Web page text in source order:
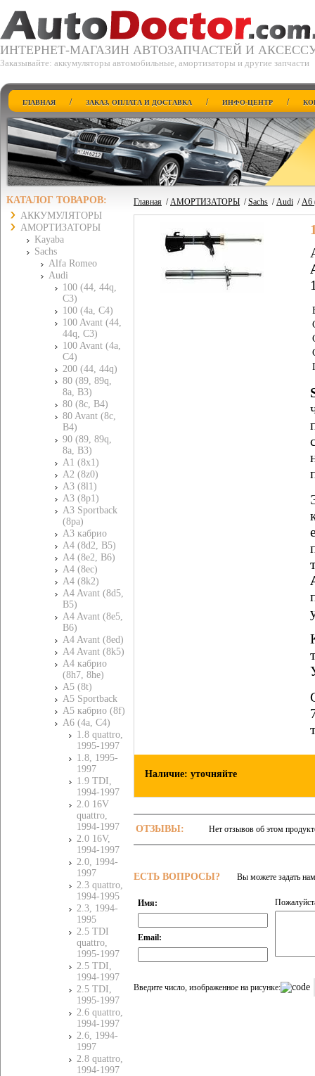
ИНТЕРНЕТ-МАГАЗИН АВТОЗАПЧАСТЕЙ И
Заказывайте: аккумуляторы автомобильные, амортизаторы и другие запчасти
ГЛАВНАЯ / ЗАКАЗ, ОПЛАТА И ДОСТАВКА / ИНФО-ЦЕНТР /
КАТАЛОГ ТОВАРОВ:
АККУМУЛЯТОРЫ
АМОРТИЗАТОРЫ
Kayaba
Sachs
Alfa Romeo
Audi
100 (44, 44q,
C3)
100 (4a, C4)
100 Avant (44,
44q, C3)
100 Avant (4a,
C4)
200 (44, 44q)
80 (89, 89q,
8a, B3)
80 (8c, B4)
80 Avant (8c,
B4)
90 (89, 89q,
8a, B3)
A1 (8x1)
A2 (8z0)
A3 (8l1)
A3 (8p1)
A3 Sportback
(8pa)
A3 кабрио
A4 (8d2, B5)
A4 (8e2, B6)
A4 (8ec)
A4 (8k2)
A4 Avant (8d5,
B5)
A4 Avant (8e5,
B6)
A4 Avant (8ed)
A4 Avant (8k5)
A4 кабрио
(8h7, 8he)
A5 (8t)
A5 Sportback
A5 кабрио (8f)
A6 (4a, C4)
1.8 quattro,
1995-1997
1.8, 1995-
1997
1.9 TDI,
1994-1997
2.0 16V
quattro,
1994-1997
2.0 16V,
1994-1997
2.0, 1994-
1997
2.3 quattro,
1994-1995
2.3, 1994-
1995
2.5 TDI
quattro,
1995-1997
2.5 TDI,
1994-1997
2.5 TDI,
1995-1997
2.6 quattro,
1994-1997
2.6, 1994-
1997
2.8 quattro,
1994-1997
Главная /АМОРТИЗАТОРЫ /Sachs /Audi /A6
Наличие: уточняйте
ОТЗЫВЫ: Нет отзывов об этом
ЕСТЬ ВОПРОСЫ? Вы можете задать
Имя:
Email:
Введите число, изображенное на рисунке: